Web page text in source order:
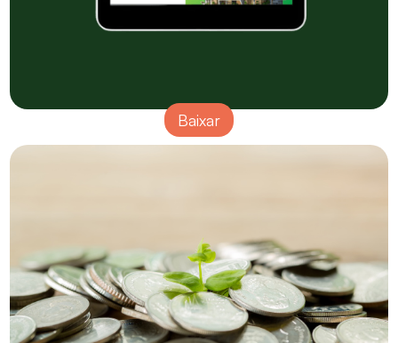
Baixar